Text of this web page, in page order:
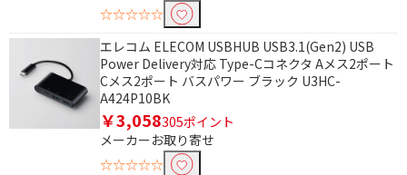
☆☆☆☆☆
エレコム ELECOM USBHUB USB3.1(Gen2) USB
Power Delivery対応 Type-Cコネクタ Aメス2ポート
Cメス2ポート バスパワー ブラック U3HC-
A424P10BK
￥3,058305ポイント
メーカーお取り寄せ
☆☆☆☆☆
電源で絞り込む
バスパワー バス＆セルフパワー
タイプで絞り込む
クロスLANケーブル